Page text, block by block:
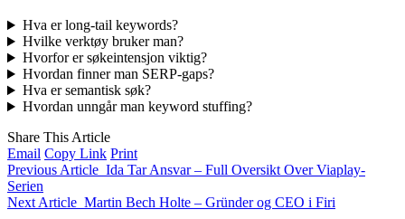
Hva er long-tail keywords?
Hvilke verktøy bruker man?
Hvorfor er søkeintensjon viktig?
Hvordan finner man SERP-gaps?
Hva er semantisk søk?
Hvordan unngår man keyword stuffing?
Share This Article
Email Copy Link Print
Previous Article Ida Tar Ansvar – Full Oversikt Over Viaplay-
Serien
Next Article Martin Bech Holte – Gründer og CEO i Firi